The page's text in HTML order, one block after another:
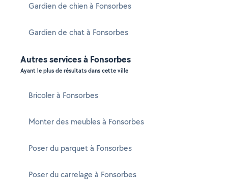
Gardien de chien à Fonsorbes
Gardien de chat à Fonsorbes
Autres services à Fonsorbes
Ayant le plus de résultats dans cette ville
Bricoler à Fonsorbes
Monter des meubles à Fonsorbes
Poser du parquet à Fonsorbes
Poser du carrelage à Fonsorbes